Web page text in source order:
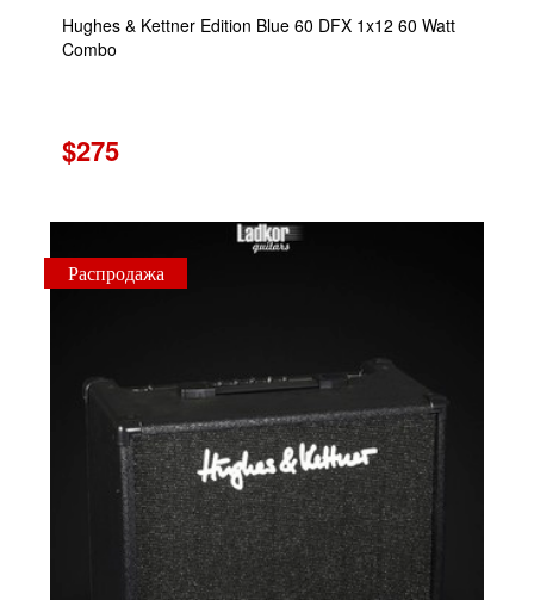
Hughes & Kettner Edition Blue 60 DFX 1x12 60 Watt
Combo
$275
Распродажа